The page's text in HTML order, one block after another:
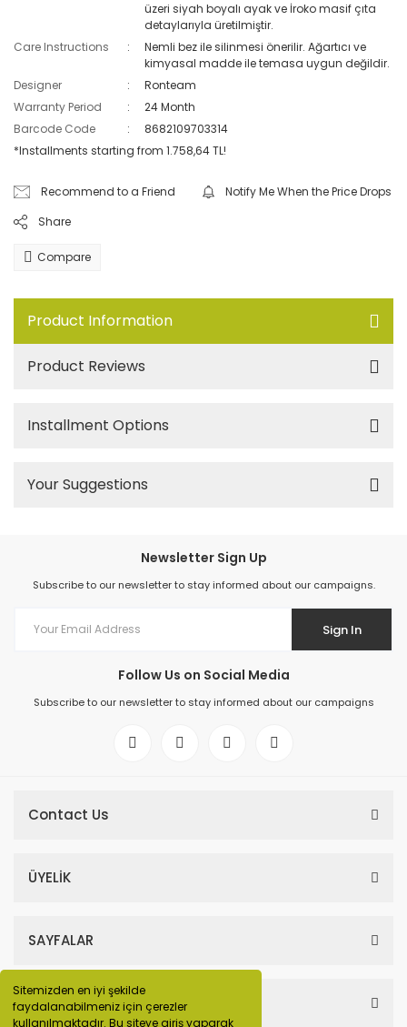
Sitemizden en iyi şekilde
faydalanabilmeniz için çerezler
kullanılmaktadır. Bu siteye giriş yaparak
üzeri siyah boyalı ayak ve İroko masif çıta
detaylarıyla üretilmiştir.
Care Instructions
Nemli bez ile silinmesi önerilir. Ağartıcı ve
kimyasal madde ile temasa uygun değildir.
Designer
Ronteam
Warranty Period
24 Month
Barcode Code
8682109703314
*Installments starting from 1.758,64 TL!
Recommend to a Friend
Notify Me When the Price Drops
Share
Compare
Product Information
Product Reviews
Installment Options
Your Suggestions
Newsletter Sign Up
Subscribe to our newsletter to stay informed about our campaigns.
Sign In
Follow Us on Social Media
Subscribe to our newsletter to stay informed about our campaigns
Contact Us
ÜYELİK
SAYFALAR
HESABIM